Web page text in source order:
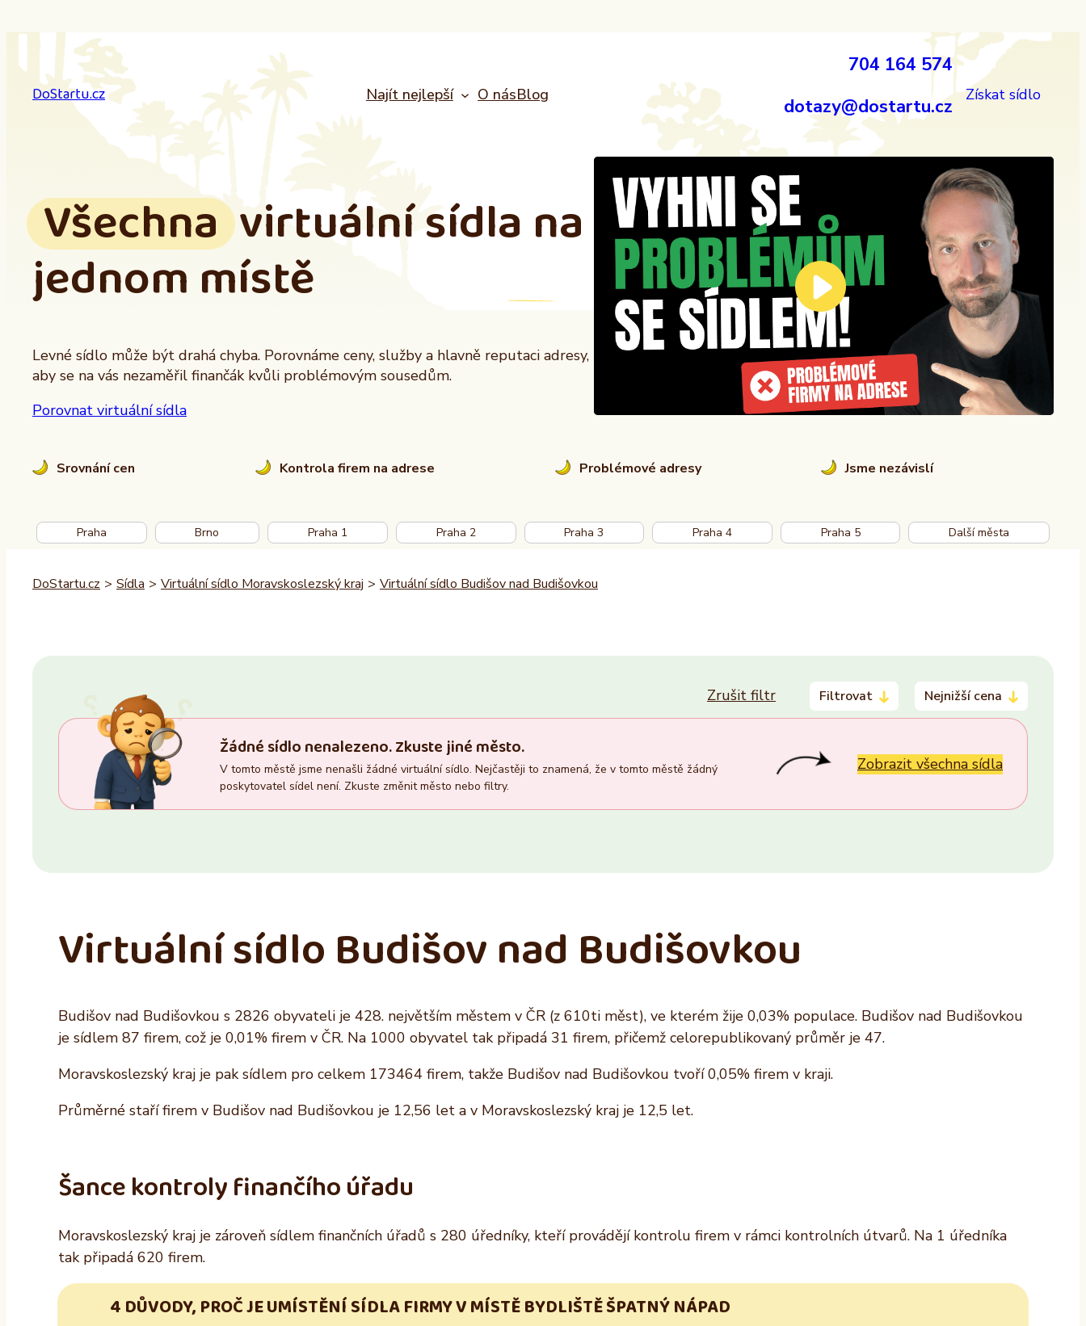
na
obsah
DoStartu.cz Najít nejlepší O násBlog
704 164 574
dotazy@dostartu.cz
Získat sídlo
Všechnavirtuální sídla na
jednom místě
Levné sídlo může být drahá chyba. Porovnáme ceny, služby a hlavně reputaci adresy,
aby se na vás nezaměřil finančák kvůli problémovým sousedům.
Porovnat virtuální sídla
Srovnání cen Kontrola firem na adrese Problémové adresy Jsme nezávislí
Praha Brno Praha 1 Praha 2 Praha 3 Praha 4 Praha 5 Další města
DoStartu.cz > Sídla > Virtuální sídlo Moravskoslezský kraj > Virtuální sídlo Budišov nad Budišovkou
Zrušit filtr Filtrovat
Nejnižší cena
Trvalý pobyt
Ano
Ne
Ano
Ne
Ano
Ne
ALTAXO SE
COMEFLEX CONSULTING s.r.o.
Firmus a.s.
Žádné sídlo nenalezeno. Zkuste jiné město.
V tomto městě jsme nenašli žádné virtuální sídlo. Nejčastěji to znamená, že v tomto městě žádný
poskytovatel sídel není. Zkuste změnit město nebo filtry.
Zobrazit všechna sídla
Virtuální sídlo Budišov nad Budišovkou
Budišov nad Budišovkou s 2826 obyvateli je 428. největším městem v ČR (z 610ti měst), ve kterém žije 0,03% populace. Budišov nad Budišovkou
je sídlem 87 firem, což je 0,01% firem v ČR. Na 1000 obyvatel tak připadá 31 firem, přičemž celorepublikovaný průměr je 47.
Moravskoslezský kraj je pak sídlem pro celkem 173464 firem, takže Budišov nad Budišovkou tvoří 0,05% firem v kraji.
Průměrné staří firem v Budišov nad Budišovkou je 12,56 let a v Moravskoslezský kraj je 12,5 let.
Šance kontroly finančího úřadu
Moravskoslezský kraj je zároveň sídlem finančních úřadů s 280 úředníky, kteří provádějí kontrolu firem v rámci kontrolních útvarů. Na 1 úředníka
tak připadá 620 firem.
4 DŮVODY, PROČ JE UMÍSTĚNÍ SÍDLA FIRMY V MÍSTĚ BYDLIŠTĚ ŠPATNÝ NÁPAD